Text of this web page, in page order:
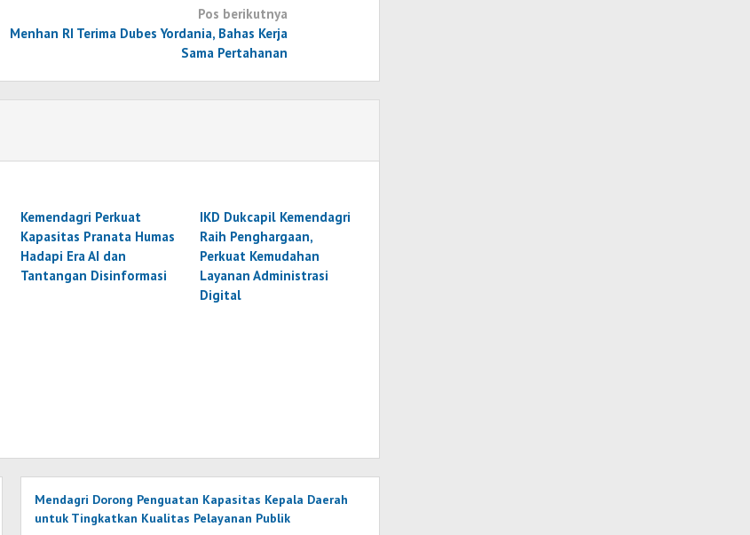
Pos berikutnya
Menhan RI Terima Dubes Yordania, Bahas Kerja
Sama Pertahanan
Kemendagri Perkuat
Kapasitas Pranata Humas
Hadapi Era AI dan
Tantangan Disinformasi
IKD Dukcapil Kemendagri
Raih Penghargaan,
Perkuat Kemudahan
Layanan Administrasi
Digital
Mendagri Dorong Penguatan Kapasitas Kepala Daerah
untuk Tingkatkan Kualitas Pelayanan Publik